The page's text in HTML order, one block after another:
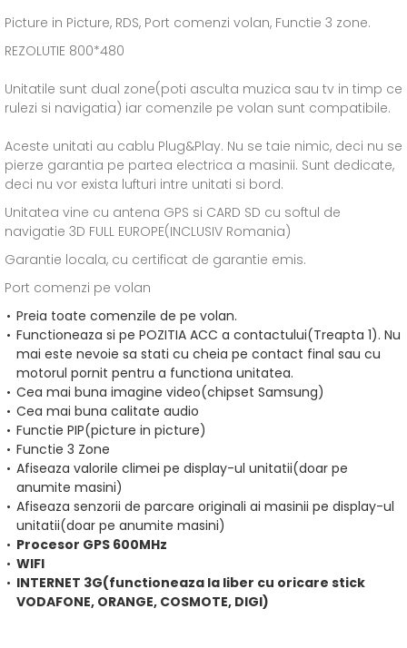
Picture in Picture, RDS, Port comenzi volan, Functie 3 zone.
REZOLUTIE 800*480
Unitatile sunt dual zone(poti asculta muzica sau tv in timp ce
rulezi si navigatia) iar comenzile pe volan sunt compatibile.
Aceste unitati au cablu Plug&Play. Nu se taie nimic, deci nu se
pierze garantia pe partea electrica a masinii. Sunt dedicate,
deci nu vor exista lufturi intre unitati si bord.
Unitatea vine cu antena GPS si CARD SD cu softul de
navigatie 3D FULL EUROPE(INCLUSIV Romania)
Garantie locala, cu certificat de garantie emis.
Port comenzi pe volan
Preia toate comenzile de pe volan.
Functioneaza si pe POZITIA ACC a contactului(Treapta 1). Nu
mai este nevoie sa stati cu cheia pe contact final sau cu
motorul pornit pentru a functiona unitatea.
Cea mai buna imagine video(chipset Samsung)
Cea mai buna calitate audio
Functie PIP(picture in picture)
Functie 3 Zone
Afiseaza valorile climei pe display-ul unitatii(doar pe
anumite masini)
Afiseaza senzorii de parcare originali ai masinii pe display-ul
unitatii(doar pe anumite masini)
Procesor GPS 600MHz
WIFI
INTERNET 3G(functioneaza la liber cu oricare stick
VODAFONE, ORANGE, COSMOTE, DIGI)